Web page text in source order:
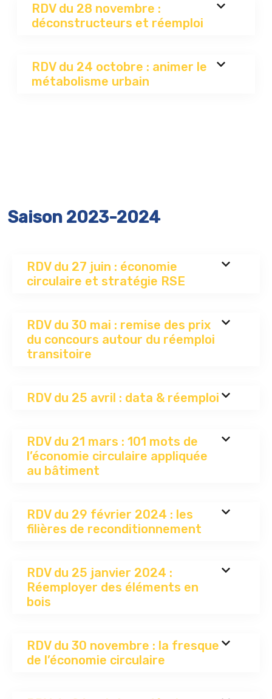
RDV du 28 novembre :
déconstructeurs et réemploi
RDV du 24 octobre : animer le
métabolisme urbain
Saison 2023-2024
RDV du 27 juin : économie
circulaire et stratégie RSE
RDV du 30 mai : remise des prix
du concours autour du réemploi
transitoire
RDV du 25 avril : data & réemploi
RDV du 21 mars : 101 mots de
l’économie circulaire appliquée
au bâtiment
RDV du 29 février 2024 : les
filières de reconditionnement
RDV du 25 janvier 2024 :
Réemployer des éléments en
bois
RDV du 30 novembre : la fresque
de l’économie circulaire